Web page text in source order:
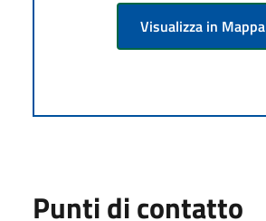
Visualizza in Mappa
Punti di contatto